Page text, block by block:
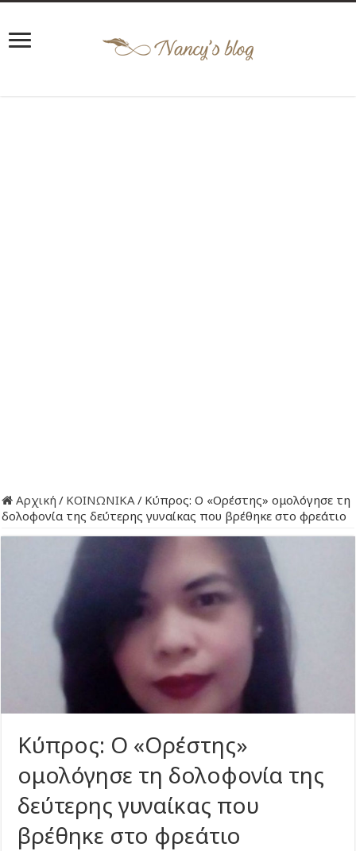
Αρχική / ΚΟΙΝΩΝΙΚΑ/ Κύπρος: Ο «Ορέστης» ομολόγησε τη
δολοφονία της δεύτερης γυναίκας που βρέθηκε στο φρεάτιο
Κύπρος: Ο «Ορέστης»
ομολόγησε τη δολοφονία της
δεύτερης γυναίκας που
βρέθηκε στο φρεάτιο